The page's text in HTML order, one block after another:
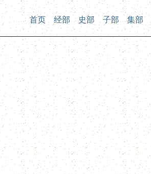
首页 经部 史部 子部 集部